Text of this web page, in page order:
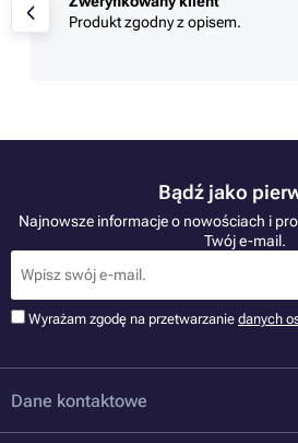
Produkt zgodny z opisem.
Bądź jako
Najnowsze informacje o nowościach i
Twój e-mail.
Wyrażam zgodę na przetwarzanie danych
Dane kontaktowe